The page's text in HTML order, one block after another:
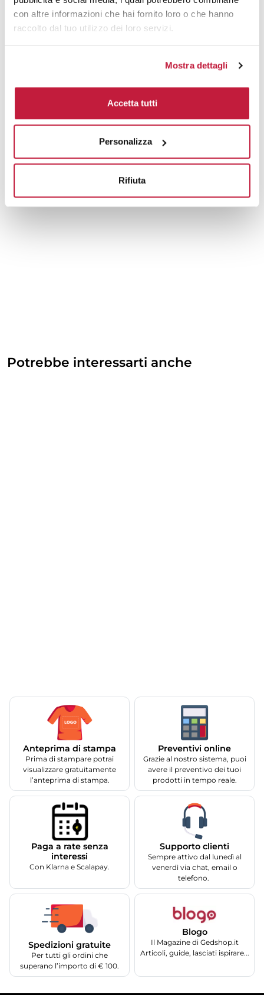
con altre informazioni che hai fornito loro o che hanno
raccolto dal tuo utilizzo dei loro servizi.
Mostra dettagli
Accetta tutti
Personalizza
Rifiuta
Potrebbe interessarti anche
Anteprima di stampa
Prima di stampare potrai
visualizzare gratuitamente
l’anteprima di stampa.
Preventivi online
Grazie al nostro sistema, puoi
avere il preventivo dei tuoi
prodotti in tempo reale.
Paga a rate senza
interessi
Con Klarna e Scalapay.
Supporto clienti
Sempre attivo dal lunedì al
venerdì via chat, email o
telefono.
Spedizioni gratuite
Per tutti gli ordini che
superano l’importo di € 100.
Blogo
Il Magazine di Gedshop.it
Articoli, guide, lasciati ispirare...